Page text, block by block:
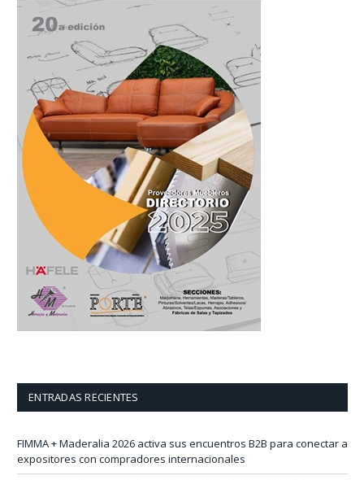
ENTRADAS RECIENTES
FIMMA + Maderalia 2026 activa sus encuentros B2B para conectar a
expositores con compradores internacionales